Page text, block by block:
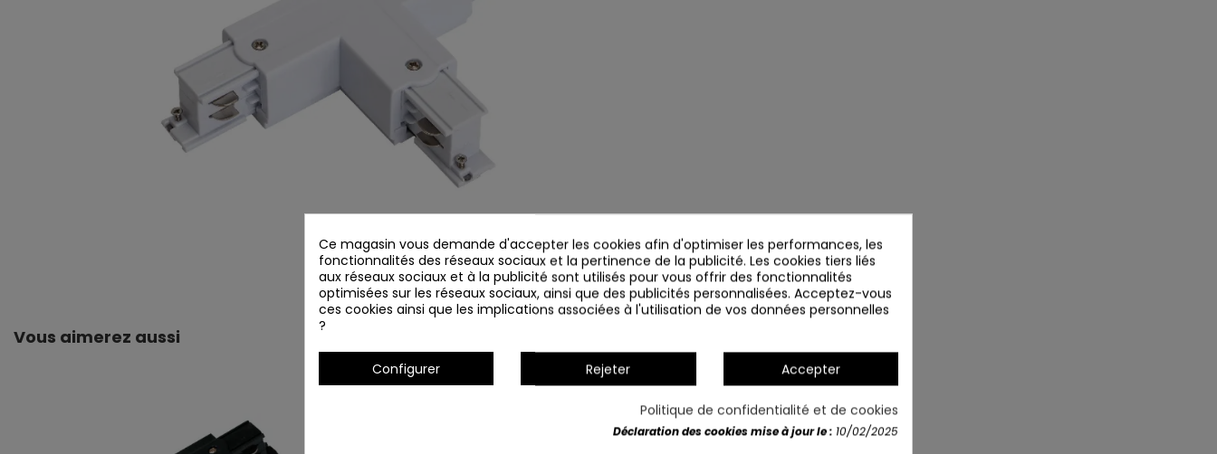
Vous aimerez aussi
Ce magasin vous demande d'accepter les cookies afin d'optimiser les performances, les
fonctionnalités des réseaux sociaux et la pertinence de la publicité. Les cookies tiers liés
aux réseaux sociaux et à la publicité sont utilisés pour vous offrir des fonctionnalités
optimisées sur les réseaux sociaux, ainsi que des publicités personnalisées. Acceptez-vous
ces cookies ainsi que les implications associées à l'utilisation de vos données personnelles
?
Configurer Rejeter Accepter
Politique de confidentialité et de cookies
Déclaration des cookies mise à jour le : 10/02/2025